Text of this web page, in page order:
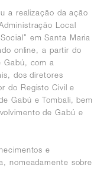
a realização da ação
Local
em Santa Maria
online, a partir do
Gabú, com a
dos diretores
do Registo Civil e
Gabú e Tombali, bem
de Gabú e
e
nomeadamente sobre